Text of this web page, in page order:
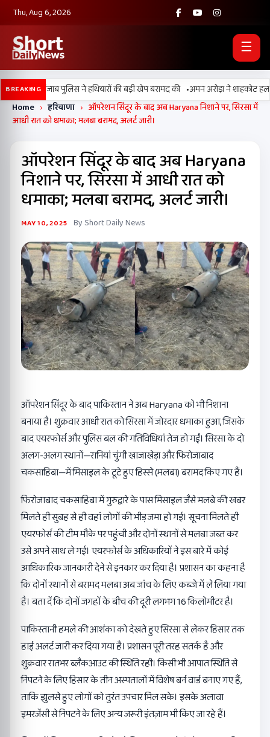
Thu, Aug 6, 2026
☰
BREAKING
और पंजाब पुलिस ने हथियारों की बड़ी खेप बरामद की •अमन अरोड़ा ने शाहकोट हलके में
Home › हरियाणा › ऑपरेशन सिंदूर के बाद अब Haryana निशाने पर, सिरसा में
आधी रात को धमाका; मलबा बरामद, अलर्ट जारी।
ऑपरेशन सिंदूर के बाद अब Haryana
निशाने पर, सिरसा में आधी रात को
धमाका; मलबा बरामद, अलर्ट जारी।
MAY 10, 2025 By Short Daily News
ऑपरेशन सिंदूर के बाद पाकिस्तान ने अब Haryana को भी निशाना
बनाया है। शुक्रवार आधी रात को सिरसा में जोरदार धमाका हुआ, जिसके
बाद एयरफोर्स और पुलिस बल की गतिविधियां तेज हो गईं। सिरसा के दो
अलग-अलग स्थानों—रानियां चुंगी खाजाखेड़ा और फिरोजाबाद
चकसाहिबा—में मिसाइल के टूटे हुए हिस्से (मलबा) बरामद किए गए हैं।
फिरोजाबाद चकसाहिबा में गुरुद्वारे के पास मिसाइल जैसे मलबे की खबर
मिलते ही सुबह से ही वहां लोगों की भीड़ जमा हो गई। सूचना मिलते ही
एयरफोर्स की टीम मौके पर पहुंची और दोनों स्थानों से मलबा जब्त कर
उसे अपने साथ ले गई। एयरफोर्स के अधिकारियों ने इस बारे में कोई
आधिकारिक जानकारी देने से इनकार कर दिया है। प्रशासन का कहना है
कि दोनों स्थानों से बरामद मलबा अब जांच के लिए कब्जे में ले लिया गया
है। बता दें कि दोनों जगहों के बीच की दूरी लगभग 16 किलोमीटर है।
पाकिस्तानी हमले की आशंका को देखते हुए सिरसा से लेकर हिसार तक
हाई अलर्ट जारी कर दिया गया है। प्रशासन पूरी तरह सतर्क है और
शुक्रवार रातभर ब्लैकआउट की स्थिति रही। किसी भी आपात स्थिति से
निपटने के लिए हिसार के तीन अस्पतालों में विशेष बर्न वार्ड बनाए गए हैं,
ताकि झुलसे हुए लोगों को तुरंत उपचार मिल सके। इसके अलावा
इमरजेंसी से निपटने के लिए अन्य जरूरी इंतज़ाम भी किए जा रहे हैं।